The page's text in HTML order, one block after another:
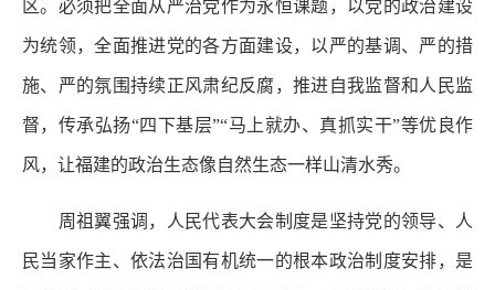
区。必须把全面从严治党作为永恒课题，以党的政治建设
为统领，全面推进党的各方面建设，以严的基调、严的措
施、严的氛围持续正风肃纪反腐，推进自我监督和人民监
督，传承弘扬“四下基层”“马上就办、真抓实干”等优良作
风，让福建的政治生态像自然生态一样山清水秀。
周祖翼强调，人民代表大会制度是坚持党的领导、人
民当家作主、依法治国有机统一的根本政治制度安排，是